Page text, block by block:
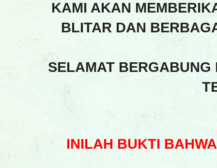
KAMI AKAN
BLITAR DAN
SELAMAT
INILAH BUKTI